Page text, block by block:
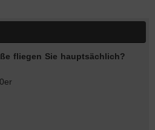
fliegen Sie hauptsächlich?